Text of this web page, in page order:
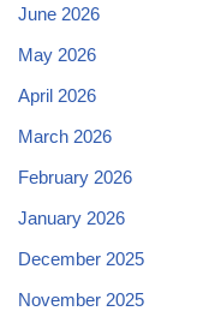
June 2026
May 2026
April 2026
March 2026
February 2026
January 2026
December 2025
November 2025